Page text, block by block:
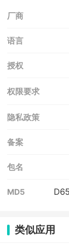
厂商
语言
授权
权限要求
隐私政策
备案
包名
MD5
类似应用